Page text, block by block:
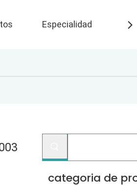
Especialidad
categoria de